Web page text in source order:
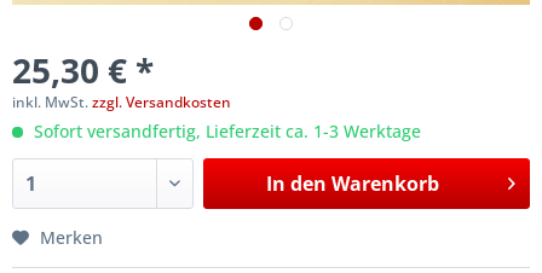
25,30 € *
inkl. MwSt.zzgl. Versandkosten
Sofort versandfertig, Lieferzeit ca. 1-3 Werktage
In den Warenkorb
Merken